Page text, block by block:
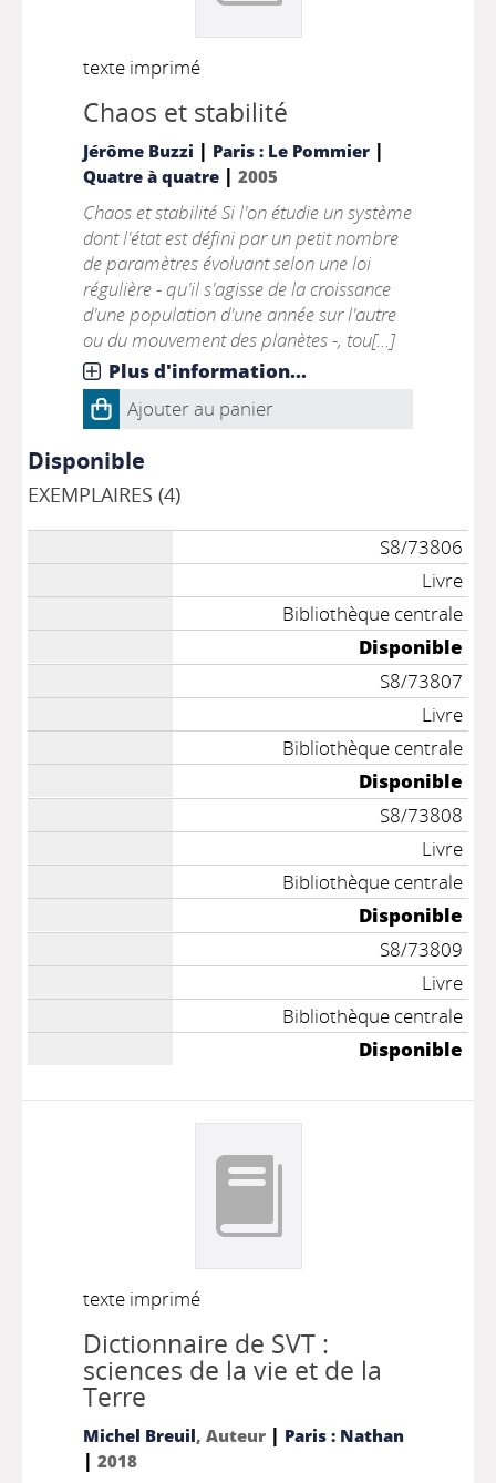
texte imprimé
Chaos et stabilité
Jérôme Buzzi | Paris : Le Pommier|
Quatre à quatre| 2005
Chaos et stabilité Si l'on étudie un système
dont l'état est défini par un petit nombre
de paramètres évoluant selon une loi
régulière - qu'il s'agisse de la croissance
d'une population d'une année sur l'autre
ou du mouvement des planètes -, tou[...]
Plus d'information...
Ajouter au panier
Disponible
EXEMPLAIRES (4)
S8/73806
Livre
Bibliothèque centrale
Disponible
S8/73807
Livre
Bibliothèque centrale
Disponible
S8/73808
Livre
Bibliothèque centrale
Disponible
S8/73809
Livre
Bibliothèque centrale
Disponible
texte imprimé
Dictionnaire de SVT :
sciences de la vie et de la
Terre
Michel Breuil, Auteur | Paris : Nathan
| 2018